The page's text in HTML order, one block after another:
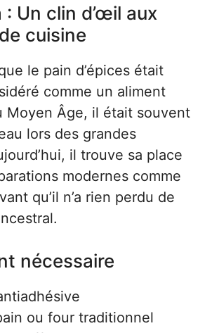
Un clin d’œil aux
cuisine
le pain d’épices était
comme un aliment
Moyen Âge, il était souvent
lors des grandes
il trouve sa place
modernes comme
qu’il n’a rien perdu de
nécessaire
ou four traditionnel